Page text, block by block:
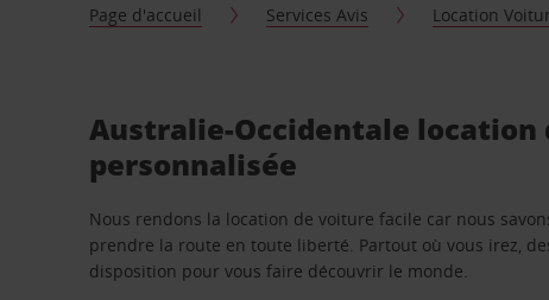
Page d'accueil Services Avis Location
Australie-Occidentale location
personnalisée
Nous rendons la location de voiture facile car nous
prendre la route en toute liberté. Partout où vous irez,
disposition pour vous faire découvrir le monde.